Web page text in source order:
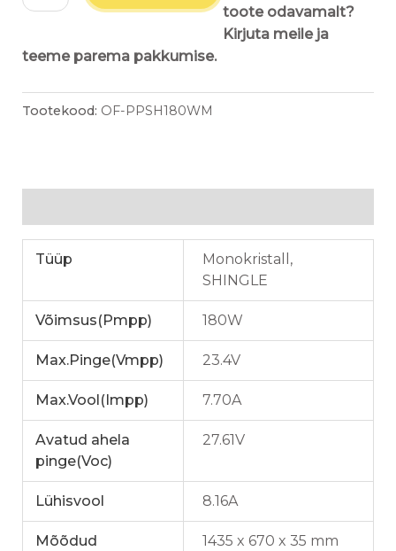
toote odavamalt?
Kirjuta meile ja
teeme parema pakkumise.
Tootekood: OF-PPSH180WM
Tüüp
Monokristall,
SHINGLE
Võimsus(Pmpp) 180W
Max.Pinge(Vmpp) 23.4V
Max.Vool(Impp) 7.70A
Avatud ahela
pinge(Voc)
27.61V
Lühisvool 8.16A
Mõõdud 1435 x 670 x 35 mm